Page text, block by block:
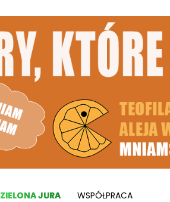
ZIELONA JURA WSPÓŁPRACA